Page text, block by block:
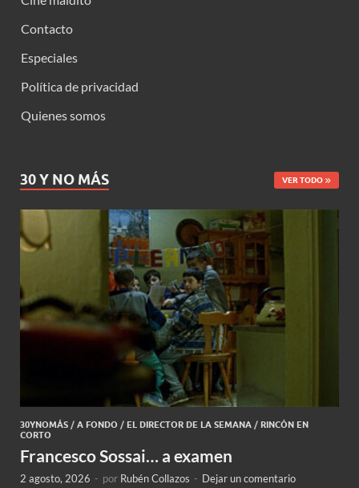
Contacto
Especiales
Política de privacidad
Quienes somos
30 Y NO MÁS VER TODO
30YNOMÁS / A FONDO / EL DIRECTOR DE LA SEMANA / RINCÓN EN
CORTO
Francesco Sossai… a examen
2 agosto, 2026 - por Rubén Collazos - Dejar un comentario